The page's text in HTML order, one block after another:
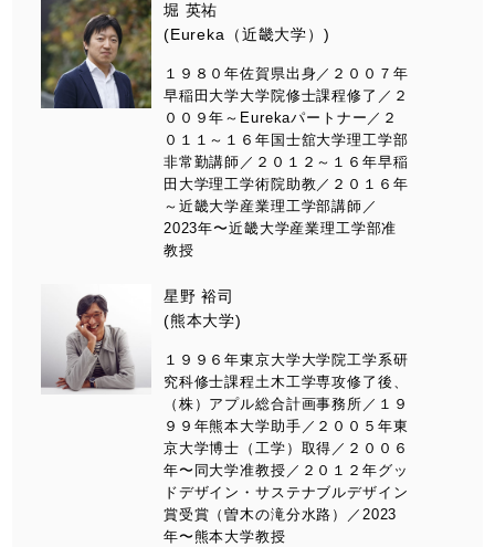
堀 英祐
(Eureka（近畿大学）)
１９８０年佐賀県出身／２００７年
早稲田大学大学院修士課程修了／２
００９年～Eurekaパートナー／２
０１１～１６年国士舘大学理工学部
非常勤講師／２０１２～１６年早稲
田大学理工学術院助教／２０１６年
～近畿大学産業理工学部講師／
2023年〜近畿大学産業理工学部准
教授
星野 裕司
(熊本大学)
１９９６年東京大学大学院工学系研
究科修士課程土木工学専攻修了後、
（株）アプル総合計画事務所／１９
９９年熊本大学助手／２００５年東
京大学博士（工学）取得／２００６
年〜同大学准教授／２０１２年グッ
ドデザイン・サステナブルデザイン
賞受賞（曽木の滝分水路）／2023
年〜熊本大学教授